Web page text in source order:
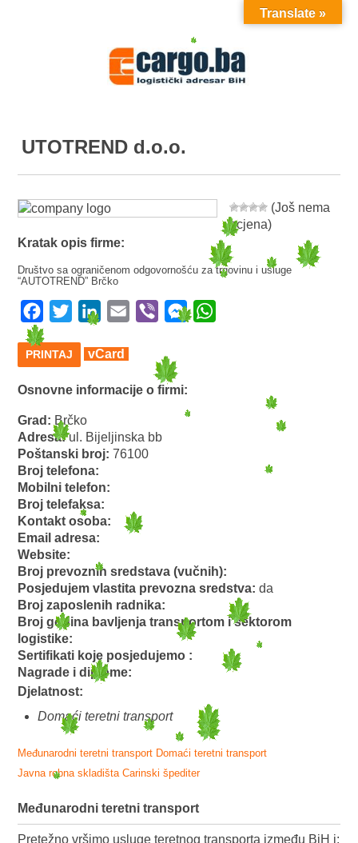
MENU
UTOTREND d.o.o.
(Još nema
ocjena)
Kratak opis firme:
Društvo sa ograničenom odgovornošću za trgovinu i usluge
“AUTOTREND” Brčko
Facebook
Twitter LinkedIn
Email ViberMessenger
PRINTAJ vCard
Osnovne informacije o firmi:
Grad: Brčko
Adresa:ul. Bijeljinska bb
Poštanski broj:76100
Broj telefona:
Mobilni telefon:
Broj telefaksa:
Kontakt osoba:
Email adresa:
Website:
Broj prevoznih sredstava (vučnih):
Posjedujem vlastita prevozna sredstva:da
Broj zaposlenih radnika:
Broj godina bavljenja transportom i sektorom
logistike:
Sertifikati koje posjedujemo :
Nagrade i diplome:
Djelatnost:
Domaći teretni transport
Međunarodni teretni transport Domaći teretni transport
Javna robna skladišta Carinski špediter
Međunarodni teretni transport
Pretežno vršimo usluge teretnog transporta između BiH i:
Translate »